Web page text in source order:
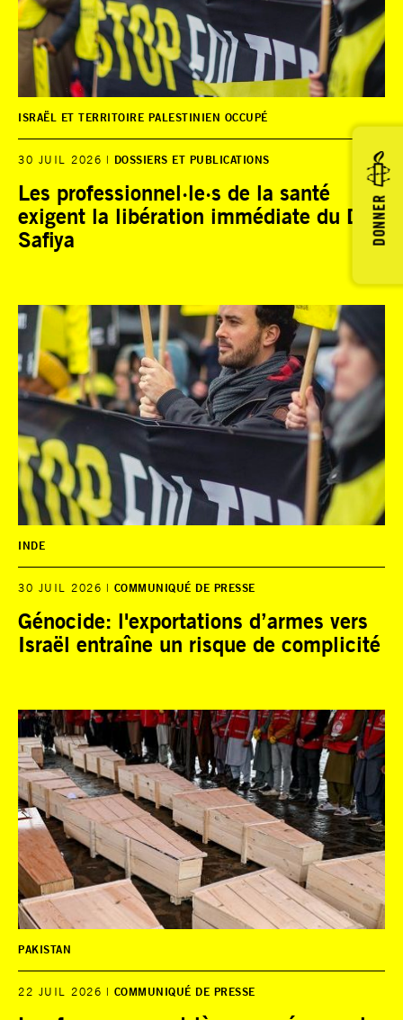
DONNER
ISRAËL ET TERRITOIRE PALESTINIEN OCCUPÉ
30 JUIL 2026 DOSSIERS ET PUBLICATIONS
Les professionnel·le·s de la santé
exigent la libération immédiate du Dr
Safiya
INDE
30 JUIL 2026 COMMUNIQUÉ DE PRESSE
Génocide: l'exportations d’armes vers
Israël entraîne un risque de complicité
PAKISTAN
22 JUIL 2026 COMMUNIQUÉ DE PRESSE